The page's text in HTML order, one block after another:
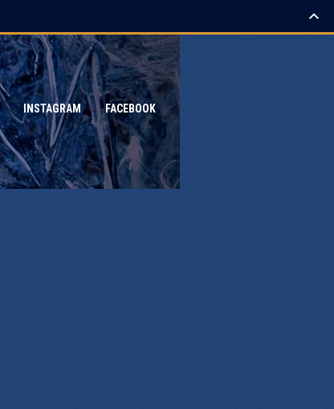
INSTAGRAM FACEBOOK